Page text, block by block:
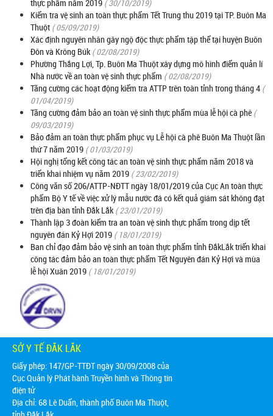
thực phẩm năm 2019 ( 30/10/2019)
Kiểm tra vệ sinh an toàn thực phẩm Tết Trung thu 2019 tại TP. Buôn Ma
Thuột ( 05/09/2019)
Xác định nguyên nhân gây ngộ độc thực phẩm tập thể tại huyện Buôn
Đôn và Krông Búk ( 02/08/2019)
Phường Thắng Lợi, Tp. Buôn Ma Thuột xây dựng mô hình điểm quản lí
Nhà nước về an toàn vệ sinh thực phẩm ( 02/08/2019)
Tăng cường các hoạt động kiểm tra ATTP trên toàn tỉnh trong tháng 4 (
01/04/2019)
Tăng cường đảm bảo an toàn vệ sinh thực phẩm mùa lễ hội cà phê (
09/03/2019)
Bảo đảm an toàn thực phẩm phục vụ Lễ hội cà phê Buôn Ma Thuột lần
thứ 7 năm 2019 ( 01/03/2019)
Hội nghị tổng kết công tác an toàn vệ sinh thực phẩm năm 2018 và
triển khai nhiệm vụ năm 2019 ( 23/02/2019)
Công văn số 206/ATTP-NĐTT ngày 18/01/2019 của Cục An toàn thực
phẩm Bộ Y tế về việc xử lý mẫu nước đá có kết quả giám sát không đạt
trên địa bàn tỉnh Đắk Lắk ( 23/01/2019)
Thành lập 3 đoàn kiểm tra an toàn vệ sinh thực phẩm trong dịp tết
nguyên đán Kỷ Hợi 2019 ( 18/01/2019)
Ban chỉ đạo đảm bảo vệ sinh an toàn thực phẩm tỉnh ĐắkLắk triển khai
công tác đảm bảo an toàn thực phẩm Tết Nguyên đán Kỷ Hợi và mùa
lễ hội Xuân 2019 ( 18/01/2019)
SỞ Y TẾ ĐẮK LẮK
Giấy phép: 147/GP-TTĐT ngày 30/09/2008 của
Cục Quản lý Phát hành Truyền hình và Thông tin
điện tử
Địa chỉ:68 Lê Duẩn, thành phố Buôn Ma Thuột,